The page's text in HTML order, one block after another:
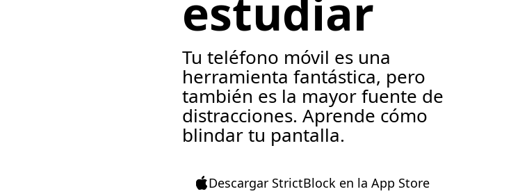
estudiar
Tu teléfono móvil es una
herramienta fantástica, pero
también es la mayor fuente de
distracciones. Aprende cómo
blindar tu pantalla.
Descargar StrictBlock en la App Store